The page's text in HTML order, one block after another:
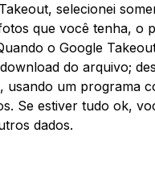
selecionei
que você tenha,
o Google
do arquivo;
um programa
Se estiver tudo ok,
dados.